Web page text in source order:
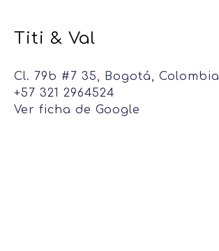
Titi & Val
Cl. 79b #7 35, Bogotá, Colombia
+57 321 2964524
Ver ficha de Google